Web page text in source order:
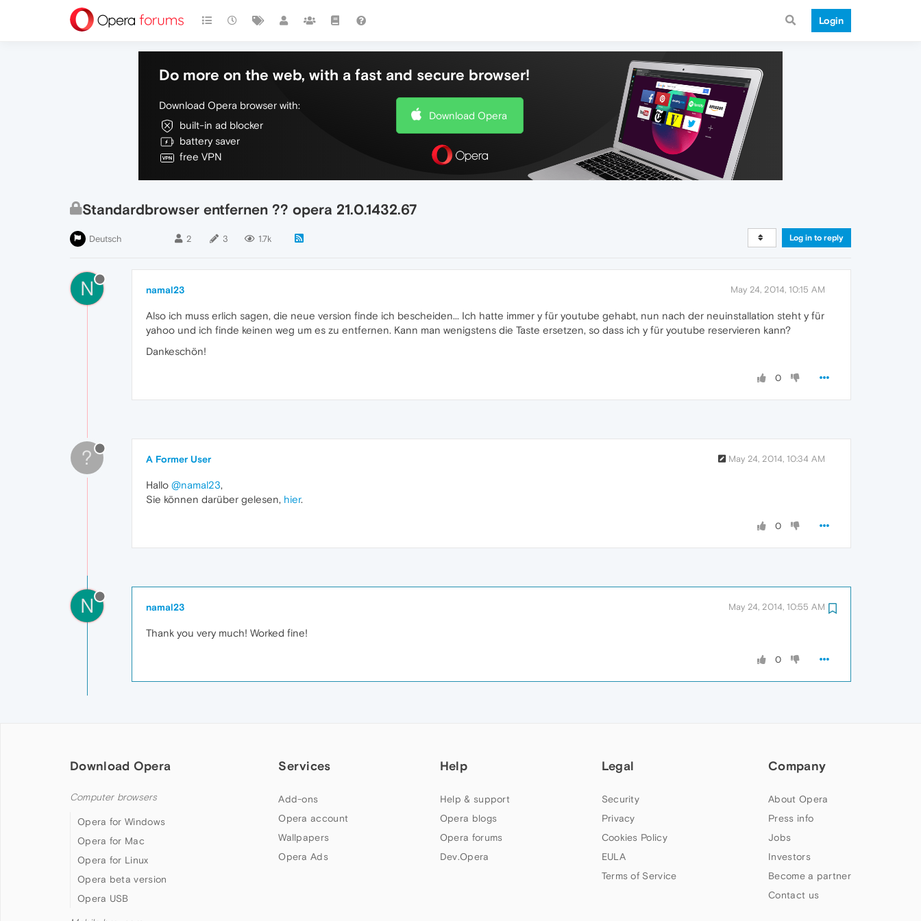
Login
Do more on the web, with a fast and secure browser!
Download Opera browser with:
built-in ad blocker
battery saver
free VPN
Download Opera
Standardbrowser entfernen ?? opera 21.0.1432.67
Deutsch 2 3 1.7k Log in to reply
N namal23 May 24, 2014, 10:15 AM
Also ich muss erlich sagen, die neue version finde ich bescheiden... Ich hatte immer y für youtube gehabt, nun nach der neuinstallation steht y für
yahoo und ich finde keinen weg um es zu entfernen. Kann man wenigstens die Taste ersetzen, so dass ich y für youtube reservieren kann?
Dankeschön!
0
? A Former User May 24, 2014, 10:34 AM
Hallo @namal23,
Sie können darüber gelesen, hier.
0
N namal23 May 24, 2014, 10:55 AM
Thank you very much! Worked fine!
0
Download Opera
Computer browsers
Opera for Windows
Opera for Mac
Opera for Linux
Opera beta version
Opera USB
Services
Add-ons
Opera account
Wallpapers
Opera Ads
Help
Help & support
Opera blogs
Opera forums
Dev.Opera
Legal
Security
Privacy
Cookies Policy
EULA
Terms of Service
Company
About Opera
Press info
Jobs
Investors
Become a partner
Contact us